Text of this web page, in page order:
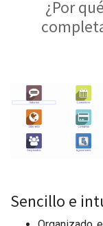
¿Por
Sencillo e